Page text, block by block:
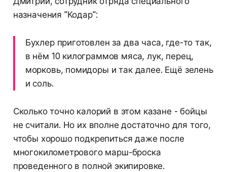
назначения "Кодар":
Бухлер приготовлен за два часа, где-то так,
в нём 10 килограммов мяса, лук, перец,
морковь, помидоры и так далее. Ещё зелень
и соль.
Сколько точно калорий в этом казане - бойцы
не считали. Но их вполне достаточно для того,
чтобы хорошо подкрепиться даже после
многокилометрового марш-броска
проведенного в полной экипировке.